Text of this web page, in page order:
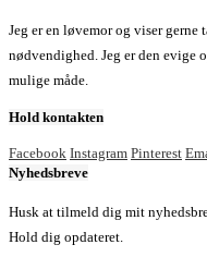
Jeg er en løvemor og viser
nødvendighed. Jeg er den evige
mulige måde.
Hold kontakten
Facebook Instagram Pinterest
Nyhedsbreve
Husk at tilmeld dig mit
Hold dig opdateret.